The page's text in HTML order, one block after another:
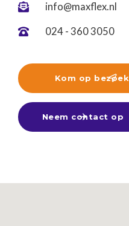
 info@maxflex.nl
 024 - 360 3050

Kom op bezoek
Neem contact op
